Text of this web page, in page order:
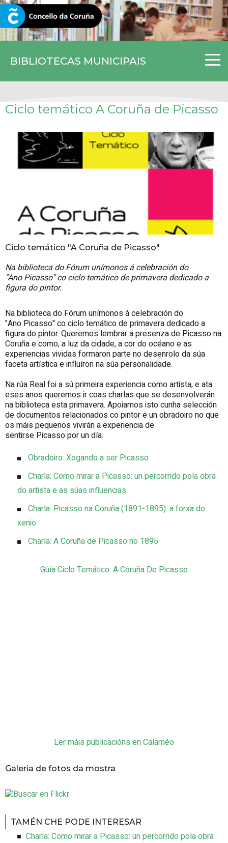
BIBLIOTECAS MUNICIPAIS
CORUNA.GAL
Ciclo temático A Coruña de Picasso
Ciclo temático "A Coruña de Picasso"
Na biblioteca do Fórum unímonos á celebración do
"Ano Picasso" co ciclo temático de primavera dedicado a
figura do pintor.
Na biblioteca do Fórum unímonos á celebración do
"Ano Picasso" co ciclo temático de primavera dedicado a
figura do pintor. Queremos lembrar a presenza de Picasso na
Coruña e como, a luz da cidade, a cor do océano e as
experiencias vividas formaron parte no desenrolo da súa
faceta artística e influíron na súa personalidade.
Na rúa Real foi a sú primeira experiencia como artista, e ata
eses anos queremos ir coas charlas que se desenvolverán
na biblioteca esta primavera. Apoiamos isto cunha selección
de documentos relacionados co pintor e un obradoiro no que
os máis pequenos vivirán a experiencia de
sentirse Picasso por un día.
Obradoiro: Xogando a ser Picasso
Charla: Como mirar a Picasso: un percorrido pola obra
do artista e as súas influencias
Charla: Picasso na Coruña (1891-1895): a forxa do
xenio
Charla: A Coruña de Picasso no 1895
Guía Ciclo Temático: A Coruña De Picasso
Ler máis publicacións en Calaméo
Galeria de fotos da mostra
TAMÉN CHE PODE INTERESAR
Charla: Como mirar a Picasso: un percorrido pola obra